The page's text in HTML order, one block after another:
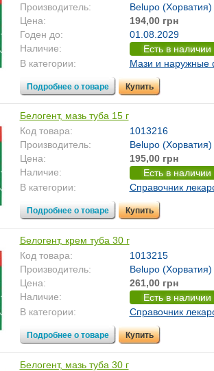
Производитель:
Belupo (Хорватия)
Цена:
194,00 грн
Годен до:
01.08.2029
Наличие:
Есть в наличии
В категории:
Мази и
Подробнее о товаре Купить
Белогент, мазь туба 15 г
Код товара:
1013216
Производитель:
Belupo (Хорватия)
Цена:
195,00 грн
Наличие:
Есть в наличии
В категории:
Справочник
Подробнее о товаре Купить
Белогент, крем туба 30 г
Код товара:
1013215
Производитель:
Belupo (Хорватия)
Цена:
261,00 грн
Наличие:
Есть в наличии
В категории:
Справочник
Подробнее о товаре Купить
Белогент, мазь туба 30 г